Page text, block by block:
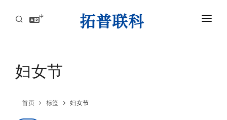
中
AI服务器高速互连解方案
妇女节
首页 标签 妇女节